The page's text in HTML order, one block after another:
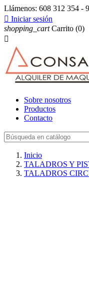
Llámenos: 608 312 354 -
 Iniciar sesión
shopping_cart Carrito (0)

Sobre nosotros
Productos
Contacto
Inicio
TALADROS Y
TALADROS